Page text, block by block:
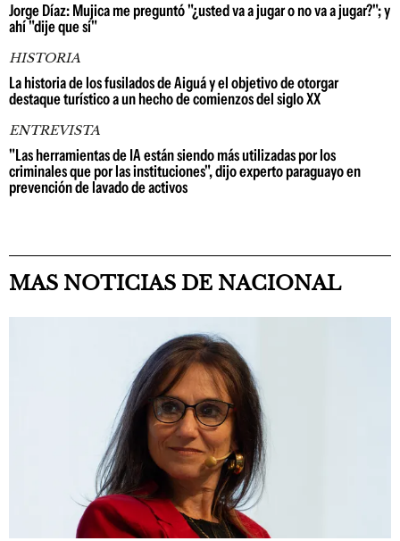
Jorge Díaz: Mujica me preguntó "¿usted va a jugar o no va a jugar?"; y
ahí "dije que sí"
HISTORIA
La historia de los fusilados de Aiguá y el objetivo de otorgar
destaque turístico a un hecho de comienzos del siglo XX
ENTREVISTA
"Las herramientas de IA están siendo más utilizadas por los
criminales que por las instituciones", dijo experto paraguayo en
prevención de lavado de activos
MAS NOTICIAS DE NACIONAL